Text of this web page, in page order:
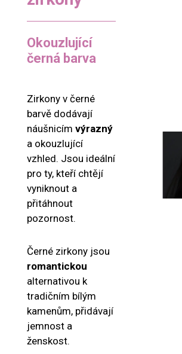
Okouzlující
černá barva
Zirkony v černé
barvě dodávají
náušnicím výrazný
a okouzlující
vzhled. Jsou ideální
pro ty, kteří chtějí
vyniknout a
přitáhnout
pozornost.
Černé zirkony jsou
romantickou
alternativou k
tradičním bílým
kamenům, přidávají
jemnost a
ženskost.